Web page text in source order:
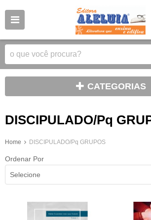
CATEGORIAS
DISCIPULADO/Pq
Home DISCIPULADO/Pq GRUPOS
Ordenar Por
Selecione